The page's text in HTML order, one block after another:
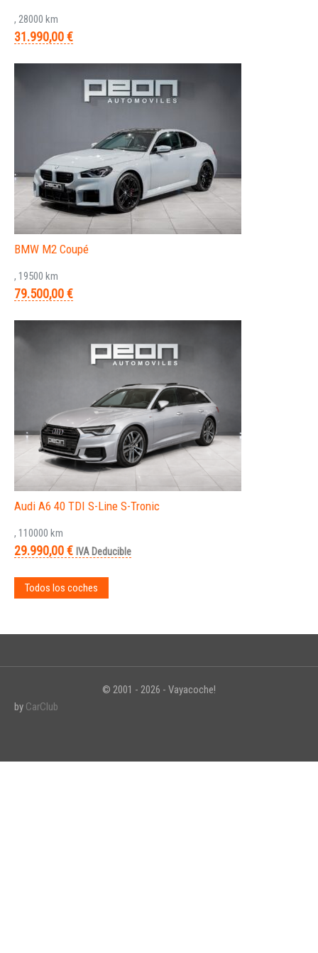
, 28000 km
31.990,00 €
BMW M2 Coupé
, 19500 km
79.500,00 €
Audi A6 40 TDI S-Line S-Tronic
, 110000 km
29.990,00 € IVA Deducible
Todos los coches
© 2001 - 2026 - Vayacoche!
by CarClub